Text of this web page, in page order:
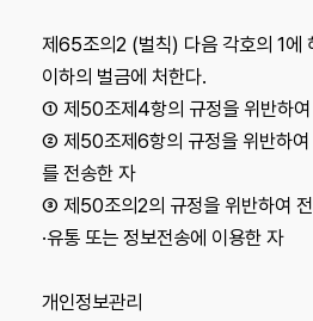
제65조의2 (벌칙) 다음 각호의 1에
이하의 벌금에 처한다.
① 제50조제4항의 규정을 위반하여
② 제50조제6항의 규정을 위반하여
를 전송한 자
③ 제50조의2의 규정을 위반하여 전
·유통 또는 정보전송에 이용한 자
개인정보관리